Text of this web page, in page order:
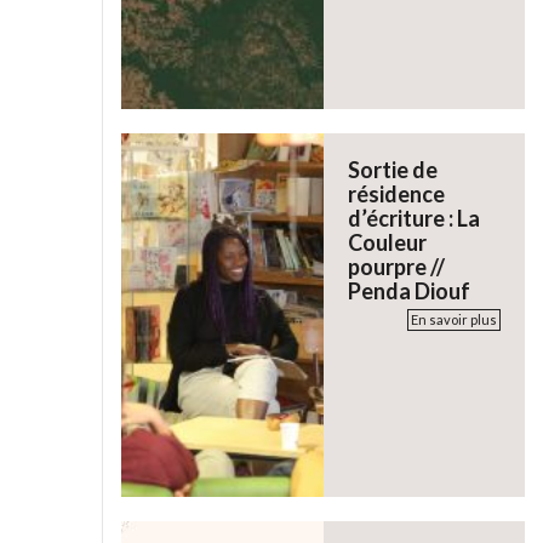
Sortie de
résidence
d’écriture : La
Couleur
pourpre //
Penda Diouf
En savoir plus